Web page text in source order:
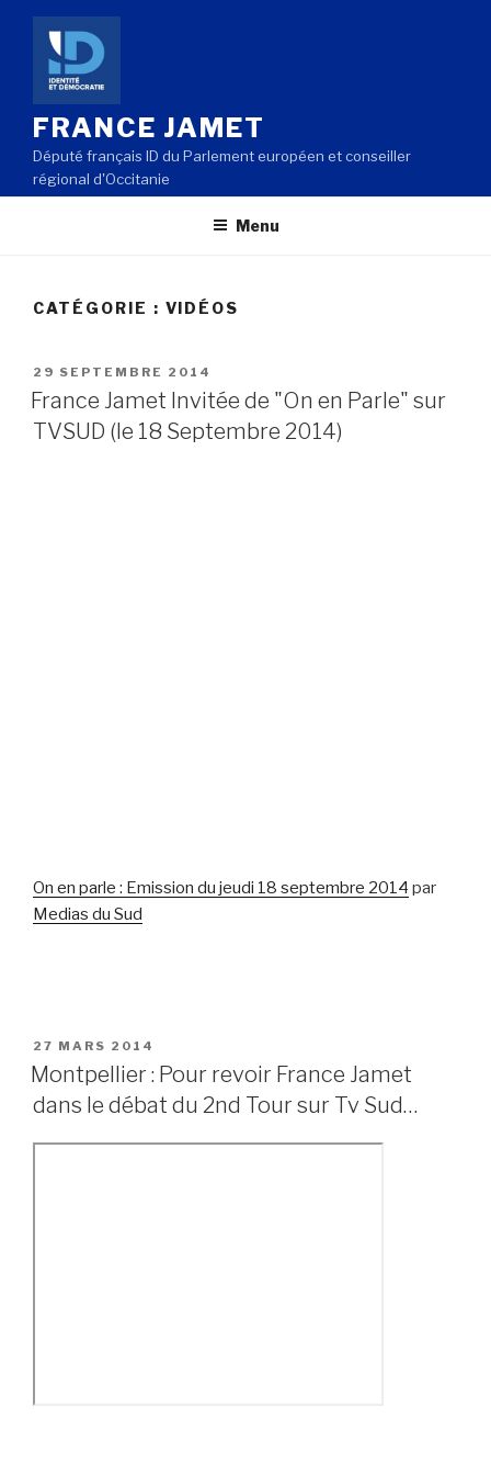
Aller
contenu
principal
FRANCE JAMET
Député français ID du Parlement européen et conseiller
régional d'Occitanie
Menu
CATÉGORIE : VIDÉOS
PUBLIÉ
LE
29 SEPTEMBRE 2014
France Jamet Invitée de "On en Parle" sur
TVSUD (le 18 Septembre 2014)
On en parle : Emission du jeudi 18 septembre 2014 par
Medias du Sud
PUBLIÉ
LE
27 MARS 2014
Montpellier : Pour revoir France Jamet
dans le débat du 2nd Tour sur Tv Sud…